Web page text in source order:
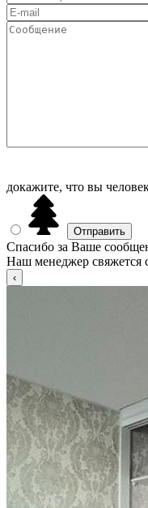
докажите, что вы
Спасибо за Ваше
Наш менеджер свяжется